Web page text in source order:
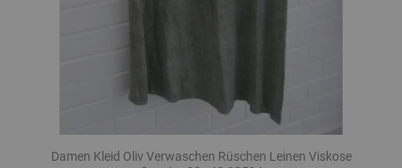
Damen Kleid Oliv Verwaschen Rüschen Leinen Viskose